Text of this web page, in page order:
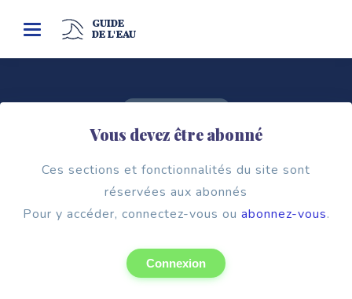
Vous devez être abonné
Ces sections et fonctionnalités du site sont
réservées aux abonnés
Pour y accéder, connectez-vous ou abonnez-vous.
Connexion
Toggle
GUIDE
DE L'EAU
MINISTÈRE DE L’ENSEIGNEMENT
SUPÉRIEUR, DE LA RECHERCHE ET DE
L’INNOVATION